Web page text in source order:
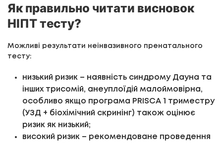
Як правильно читати висновок
НІПТ тесту?
Можливі результати неінвазивного пренатального
тесту:
низький ризик – наявність синдрому Дауна та
інших трисомій, анеуплоїдій малоймовірна,
особливо якщо програма PRISCA 1 триместру
(УЗД + біохімічний скринінг) також оцінює
ризик як низький;
високий ризик – рекомендоване проведення